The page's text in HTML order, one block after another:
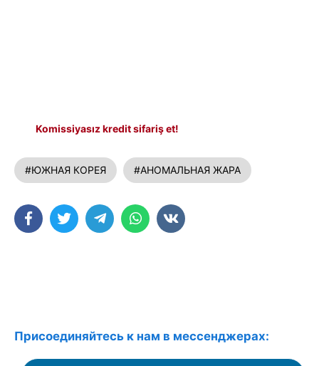
Komissiyasız kredit sifariş et!
#ЮЖНАЯ КОРЕЯ #АНОМАЛЬНАЯ ЖАРА
Присоединяйтесь к нам в мессенджерах: